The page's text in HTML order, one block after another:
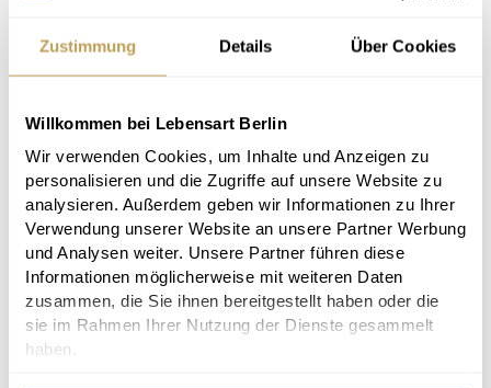
Zustimmung Details Über Cookies
Willkommen bei Lebensart Berlin
Wir verwenden Cookies, um Inhalte und Anzeigen zu
personalisieren und die Zugriffe auf unsere Website zu
analysieren. Außerdem geben wir Informationen zu Ihrer
Verwendung unserer Website an unsere Partner Werbung
und Analysen weiter. Unsere Partner führen diese
Informationen möglicherweise mit weiteren Daten
zusammen, die Sie ihnen bereitgestellt haben oder die
sie im Rahmen Ihrer Nutzung der Dienste gesammelt
haben.